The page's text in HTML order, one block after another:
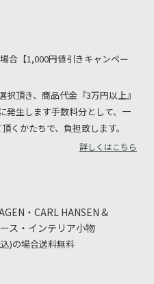
合【1,000円値引きキャンペー
頂き、商品代金『3万円以上』
発生します手数料分として、一
くかたちで、負担致します。
詳しくはこちら
・CARL HANSEN &
ス・インテリア小物
)の場合送料無料